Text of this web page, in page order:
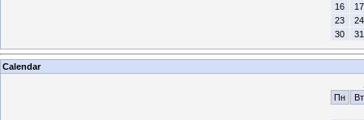
16
17
23
24
30
31
Calendar
Пн
Вт